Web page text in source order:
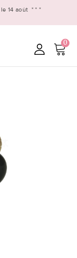
14 août * * *
0